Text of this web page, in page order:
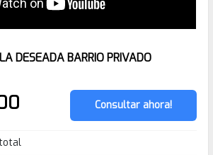
DESEADA BARRIO PRIVADO
Consultar ahora!
total